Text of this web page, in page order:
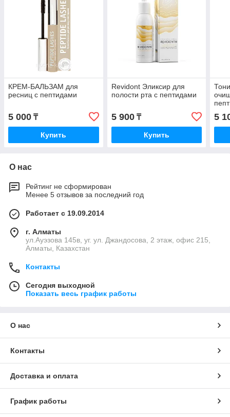
КРЕМ-БАЛЬЗАМ для
ресниц с пептидами
5 000 ₸
Купить
Revidont Эликсир для
полости рта с пептидами
5 900₸
Купить
5
О нас
Рейтинг не сформирован
Менее 5 отзывов за последний год
Работает с 19.09.2014
г. Алматы
ул.Ауэзова 145в, уг. ул. Джандосова, 2 этаж, офис 215,
Алматы, Казахстан
Контакты
Сегодня выходной
Показать весь график работы
О нас
Контакты
Доставка и оплата
График работы